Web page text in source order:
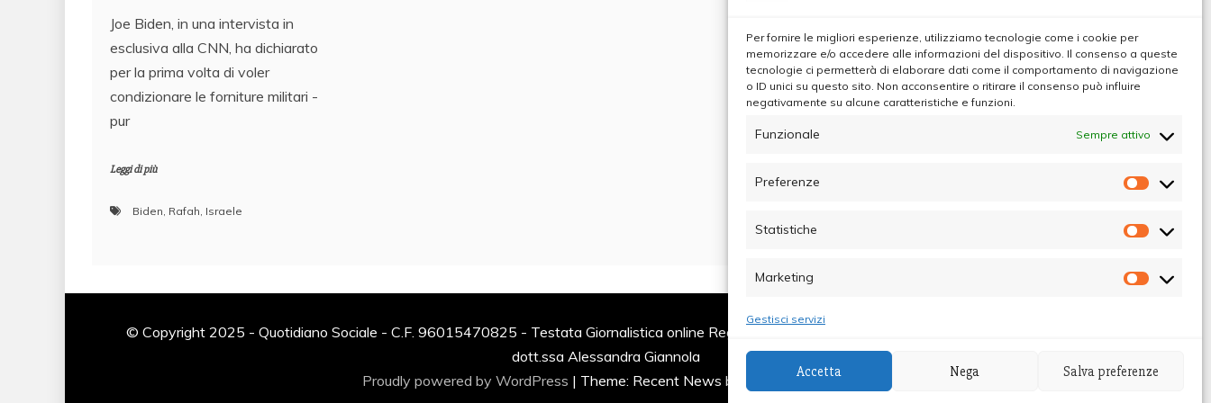
Per fornire le migliori esperienze, utilizziamo tecnologie come i cookie per
memorizzare e/o accedere alle informazioni del dispositivo. Il consenso a queste
tecnologie ci permetterà di elaborare dati come il comportamento di navigazione
o ID unici su questo sito. Non acconsentire o ritirare il consenso può influire
negativamente su alcune caratteristiche e funzioni.
Funzionale Sempre attivo
Preferenze
Statistiche
Marketing
Gestisci servizi
Accetta Nega Salva preferenze
Joe Biden, in una intervista in
esclusiva alla CNN, ha dichiarato
per la prima volta di voler
condizionare le forniture militari -
pur
Leggi di più
Biden, Rafah, Israele
© Copyright 2025 - Quotidiano Sociale - C.F. 96015470825 - Testata Giornalistica online Registrata al Tribunale di Palermo - Direttore Responsabile
dott.ssa Alessandra Giannola
Proudly powered by WordPress | Theme: Recent News by Candid Themes